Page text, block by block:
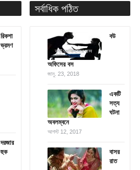
রিকশা
ভ্রমণ
দরজার
হুক
সর্বাধিক পঠিত
বউ
অফিসের বস
জানু. 23, 2018
একটি
সত্য
ঘটনা
অবলম্বনে
আগস্ট 12, 2017
বাসর
রাত